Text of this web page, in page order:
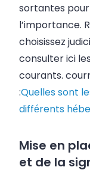
sortantes
l’importance.
choisissez
consulter ici
courants.
:Quelles sont
différents
Mise en
et de la